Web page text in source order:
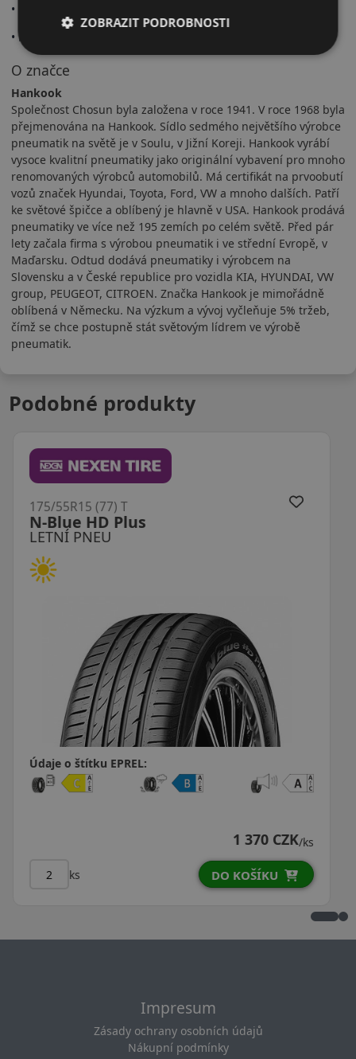
• Stabilní přilnavost
• Nízká hlučnost
O značce
Hankook
Společnost Chosun byla založena v roce 1941. V roce 1968 byla
přejmenována na Hankook. Sídlo sedmého největšího výrobce
pneumatik na světě je v Soulu, v Jižní Koreji. Hankook vyrábí
vysoce kvalitní pneumatiky jako originální vybavení pro mnoho
renomovaných výrobců automobilů. Má certifikát na prvoobutí
vozů značek Hyundai, Toyota, Ford, VW a mnoho dalších. Patří
ke světové špičce a oblíbený je hlavně v USA. Hankook prodává
pneumatiky ve více než 195 zemích po celém světě. Před pár
lety začala firma s výrobou pneumatik i ve střední Evropě, v
Maďarsku. Odtud dodává pneumatiky i výrobcem na
Slovensku a v České republice pro vozidla KIA, HYUNDAI, VW
group, PEUGEOT, CITROEN. Značka Hankook je mimořádně
oblíbená v Německu. Na výzkum a vývoj vyčleňuje 5% tržeb,
čímž se chce postupně stát světovým lídrem ve výrobě
pneumatik.
Podobné produkty
LETNÍ PNEU
KH27 Ecowing ES01
175/55R15 (77) T
Údaje o štítku EPREL:
1 333 CZK
DO KOŠÍKU
Impresum
Zásady ochrany osobních údajů
Nákupní podmínky
ZOBRAZIT PODROBNOSTI